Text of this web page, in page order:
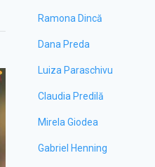
Ramona Dincă
Dana Preda
Luiza Paraschivu
Claudia Predilă
Mirela Giodea
Gabriel Henning